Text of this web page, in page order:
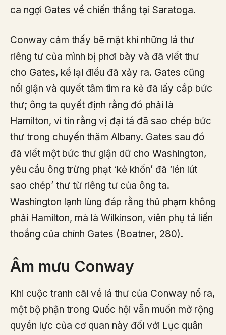
ca ngợi Gates về chiến thắng tại Saratoga.
Conway cảm thấy bẽ mặt khi những lá thư
riêng tư của mình bị phơi bày và đã viết thư
cho Gates, kể lại điều đã xảy ra. Gates cũng
nổi giận và quyết tâm tìm ra kẻ đã lấy cắp bức
thư; ông ta quyết định rằng đó phải là
Hamilton, vì tin rằng vị đại tá đã sao chép bức
thư trong chuyến thăm Albany. Gates sau đó
đã viết một bức thư giận dữ cho Washington,
yêu cầu ông trừng phạt ‘kẻ khốn’ đã ‘lén lút
sao chép’ thư từ riêng tư của ông ta.
Washington lạnh lùng đáp rằng thủ phạm không
phải Hamilton, mà là Wilkinson, viên phụ tá liến
thoắng của chính Gates (Boatner, 280).
Âm mưu Conway
Khi cuộc tranh cãi về lá thư của Conway nổ ra,
một bộ phận trong Quốc hội vẫn muốn mở rộng
quyền lực của cơ quan này đối với Lục quân